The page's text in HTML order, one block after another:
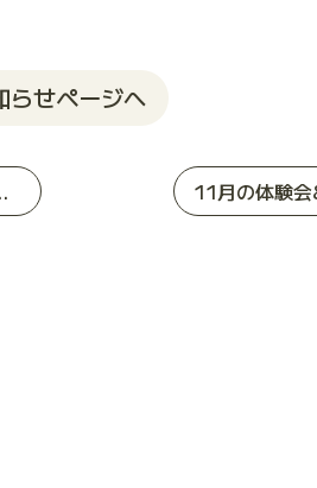
らせページへ
体験会をしました
11月の体験